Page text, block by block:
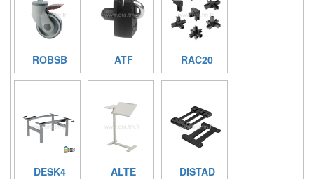
ROBSB ATF RAC20
DESK4 ALTE DISTAD